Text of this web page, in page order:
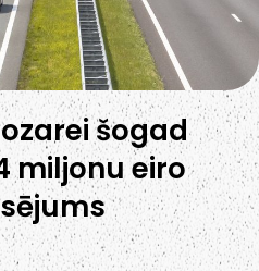
šogad
miljonu eiro